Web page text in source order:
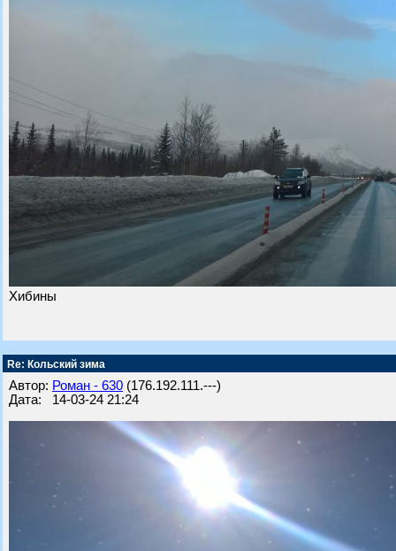
Хибины
Re: Кольский зима
Автор: Роман - 630 (176.192.111.---)
Дата: 14-03-24 21:24